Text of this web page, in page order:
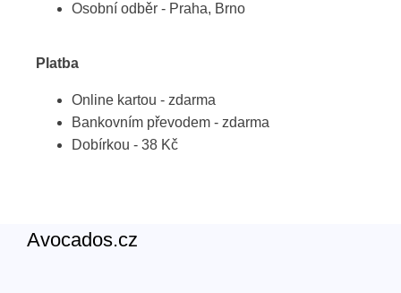
Osobní odběr - Praha, Brno
Platba
Online kartou - zdarma
Bankovním převodem - zdarma
Dobírkou - 38 Kč
Avocados.cz